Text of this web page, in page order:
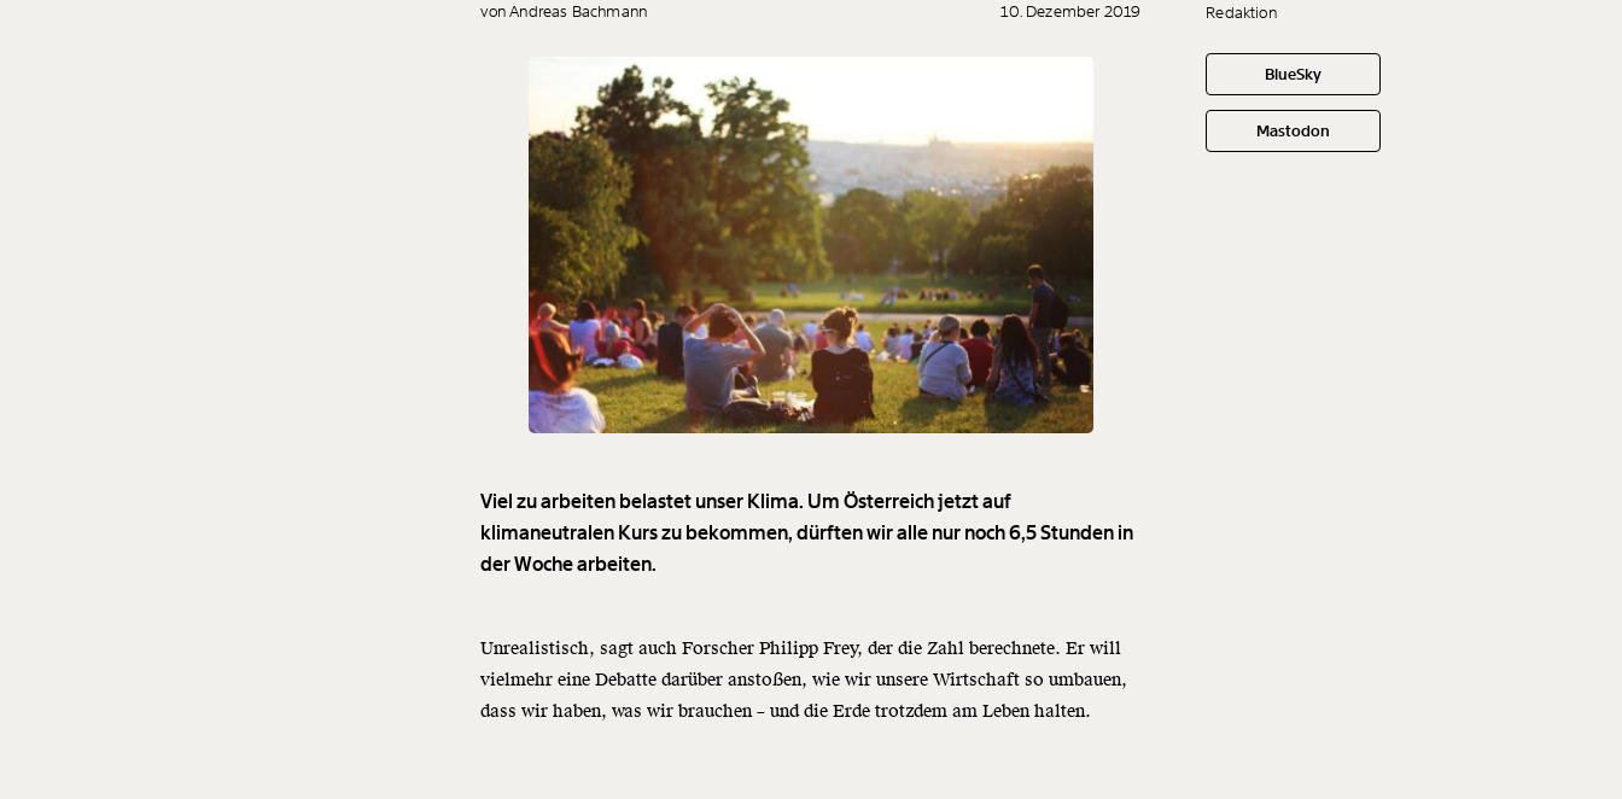
von Andreas Bachmann 10. Dezember 2019
Viel zu arbeiten belastet unser Klima. Um Österreich jetzt auf
klimaneutralen Kurs zu bekommen, dürften wir alle nur noch 6,5 Stunden in
der Woche arbeiten.
Unrealistisch, sagt auch Forscher Philipp Frey, der die Zahl berechnete. Er will
vielmehr eine Debatte darüber anstoßen, wie wir unsere Wirtschaft so umbauen,
dass wir haben, was wir brauchen – und die Erde trotzdem am Leben halten.
Redaktion
BlueSky
Mastodon